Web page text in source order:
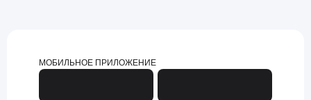
МОБИЛЬНОЕ ПРИЛОЖЕНИЕ